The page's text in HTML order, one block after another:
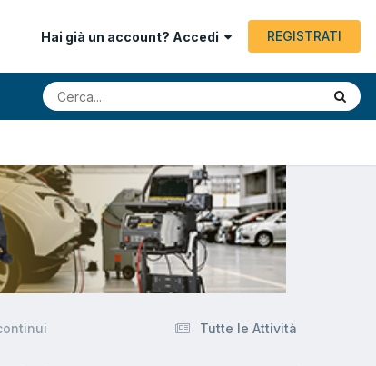
Hai già un account? Accedi REGISTRATI
Tutte le Attività